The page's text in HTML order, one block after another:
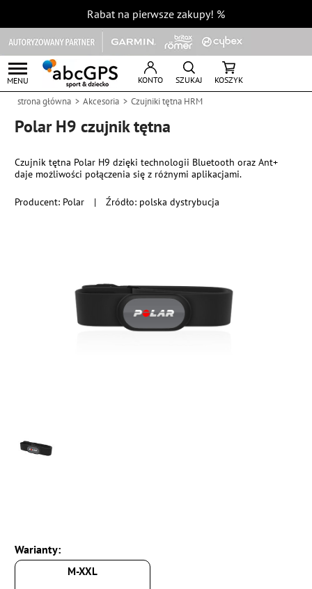
Rabat na pierwsze zakupy! %
MENU KONTO SZUKAJ KOSZYK
strona główna Akcesoria Czujniki tętna HRM
Polar H9 czujnik tętna
Producent: Polar | Źródło: polska dystrybucja
Czujnik tętna Polar H9 dzięki technologii Bluetooth oraz Ant+
daje możliwości połączenia się z różnymi aplikacjami.
Warianty:
M-XXL